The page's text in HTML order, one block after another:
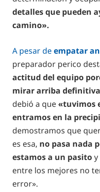
detalles que pueden
camino».
A pesar deempatar
preparador perico
actitud del equipo
mirar arriba
debió a que«tuvimos
entramos en la
demostramos que
es esa, no pasa nada
estamos a un pasito
entre los mejores no
error».